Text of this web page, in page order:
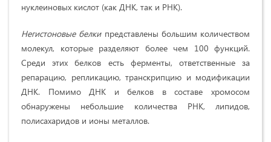
нуклеиновых кислот (как ДНК, так и РНК).
Негистоновые белкипредставлены большим количеством
молекул, которые разделяют более чем 100 функций.
Среди этих белков есть ферменты, ответственные за
репарацию, репликацию, транскрипцию и модификации
ДНК. Помимо ДНК и белков в составе хромосом
обнаружены небольшие количества РНК, липидов,
полисахаридов и ионы металлов.